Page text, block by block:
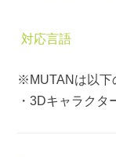
対応言語
※MUTANは以下
・3Dキャラクタ